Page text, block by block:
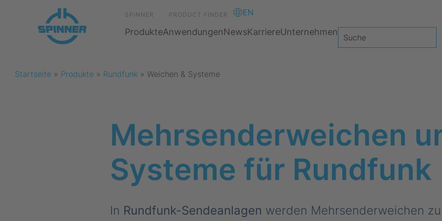
SPINNER PRODUCT FINDER EN
ProdukteAnwendungenNewsKarriereUnternehmen
Startseite » Produkte » Rundfunk » Weichen & Systeme
Mehrsenderweichen
Systeme für Rundfunk
In Rundfunk-Sendeanlagen werden Mehrsenderweichen